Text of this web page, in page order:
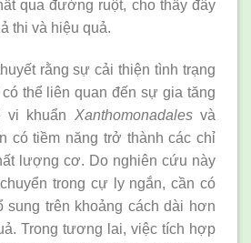
qua đường ruột, cho thấy đây
thi và hiệu quả.
rằng sự cải thiện tình trạng
thể liên quan đến sự gia tăng
vi khuẩn Xanthomonadalesvà
có tiềm năng trở thành các chỉ
lượng cơ. Do nghiên cứu này
trong cự ly ngắn, cần có
sung trên khoảng cách dài hơn
Trong tương lai, việc tích hợp